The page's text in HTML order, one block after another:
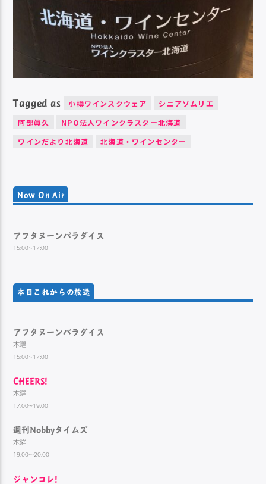
Tagged as 小樽ワインスクウェア
シニアソムリエ
阿部眞久
NPO法人ワインクラスター北海道
ワインだより北海道
北海道・ワインセンター
Now On Air
アフタヌーンパラダイス
15:00~17:00
本日これからの放送
アフタヌーンパラダイス
木曜
15:00~17:00
CHEERS!
木曜
17:00~19:00
週刊Nobbyタイムズ
木曜
19:00～20:00
ジャンコレ!